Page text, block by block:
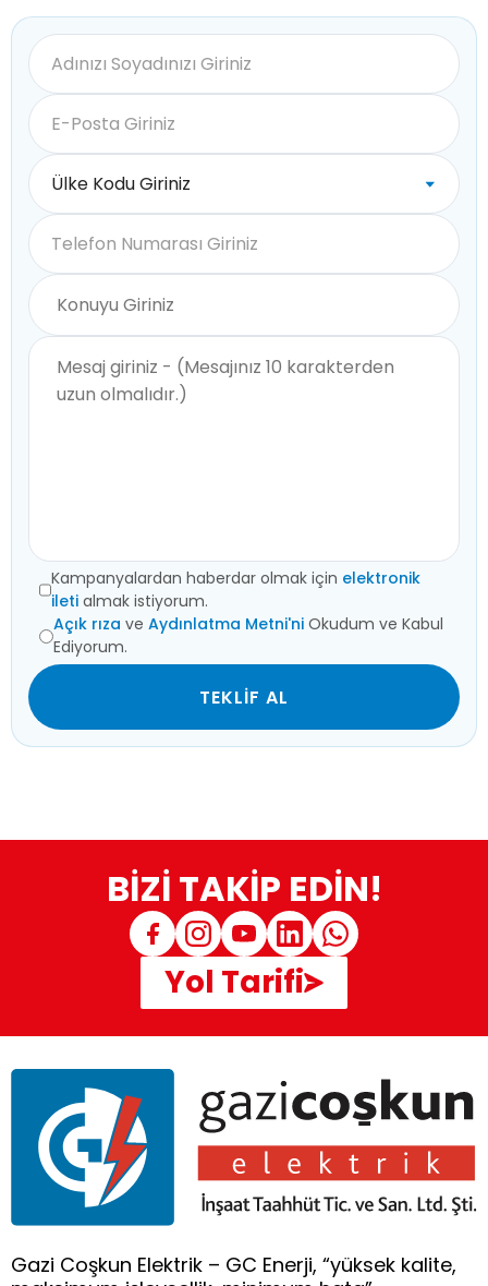
Kampanyalardan haberdar olmak için elektronik
iletialmak istiyorum.
Açık rıza ve Aydınlatma Metni'ni Okudum ve Kabul
Ediyorum.
BİZİ TAKİP EDİN!
Yol Tarifi
Gazi Coşkun Elektrik – GC Enerji, “yüksek kalite,